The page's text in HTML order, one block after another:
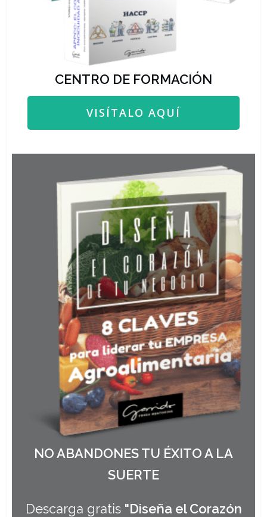
CENTRO DE FORMACIÓN
VISÍTALO AQUÍ
NO ABANDONES TU ÉXITO A LA
SUERTE
Descarga gratis "Diseña el Corazón